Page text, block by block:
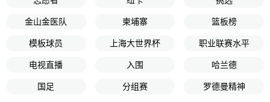
金山金医队 柬埔寨 篮板榜
模板球员 上海大世界杯 职业联赛水平
电视直播 入围 哈兰德
国足 分组赛 罗德曼精神